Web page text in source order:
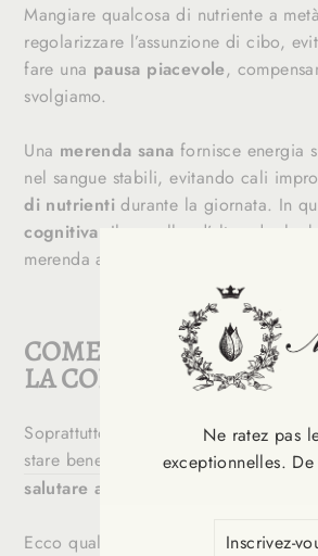
Mangiare qualcosa di nutriente a
regolarizzare l’assunzione di cibo,
fare una pausa piacevole,
svolgiamo.
Una merenda sana fornisce energia
nel sangue stabili, evitando cali
di nutrienti durante la giornata. In
cognitiva . Il cervello, d’altronde,
merenda adeguata fornisce “il
COME FARE
LA CONCENTRAZIONE
Soprattutto quando si cerca di
stare bene con se stessi, associando
salutare a merenda
, così da evitare
Ecco quali sono le scelte migliori:
Ne ratez pas
exceptionnelles.